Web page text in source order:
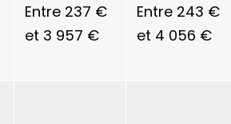
Entre 237 €
et 3 957 €
Entre 243 €
et 4 056 €